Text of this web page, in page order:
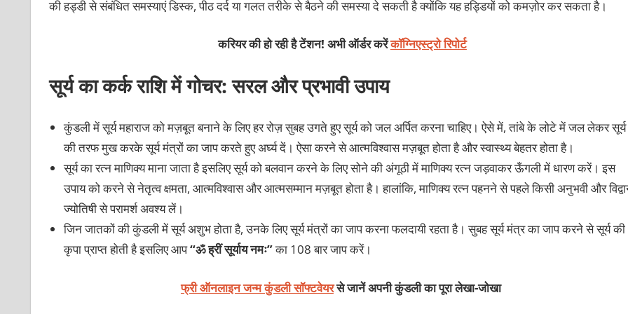
की हड्डी से संबंधित समस्याएं डिस्क, पीठ दर्द या गलत तरीके से बैठने की समस्या दे सकती है क्योंकि यह हड्डियों को कमज़ोर कर सकता है।
करियर की हो रही है टेंशन! अभी ऑर्डर करेंकॉग्निएस्ट्रो रिपोर्ट
सूर्य का कर्क राशि में गोचर: सरल और प्रभावी उपाय
कुंडली में सूर्य महाराज को मज़बूत बनाने के लिए हर रोज़ सुबह उगते हुए सूर्य को जल अर्पित करना चाहिए। ऐसे में, तांबे के लोटे में जल लेकर सूर्य
की तरफ मुख करके सूर्य मंत्रों का जाप करते हुए अर्घ्य दें। ऐसा करने से आत्मविश्वास मज़बूत होता है और स्वास्थ्य बेहतर होता है।
सूर्य का रत्न माणिक्य माना जाता है इसलिए सूर्य को बलवान करने के लिए सोने की अंगूठी में माणिक्य रत्न जड़वाकर ऊँगली में धारण करें। इस
उपाय को करने से नेतृत्व क्षमता, आत्मविश्वास और आत्मसम्मान मज़बूत होता है। हालांकि, माणिक्य रत्न पहनने से पहले किसी अनुभवी और
ज्योतिषी से परामर्श अवश्य लें।
जिन जातकों की कुंडली में सूर्य अशुभ होता है, उनके लिए सूर्य मंत्रों का जाप करना फलदायी रहता है। सुबह सूर्य मंत्र का जाप करने से सूर्य की
कृपा प्राप्त होती है इसलिए आप“ॐ ह्रीं सूर्याय नमः”का 108 बार जाप करें।
फ्री ऑनलाइन जन्म कुंडली सॉफ्टवेयरसे जानें अपनी कुंडली का पूरा लेखा-जोखा